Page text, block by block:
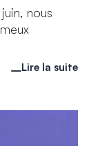
nous
Lire la suite